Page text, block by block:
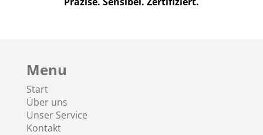
Menu
Start
Über uns
Unser Service
Kontakt